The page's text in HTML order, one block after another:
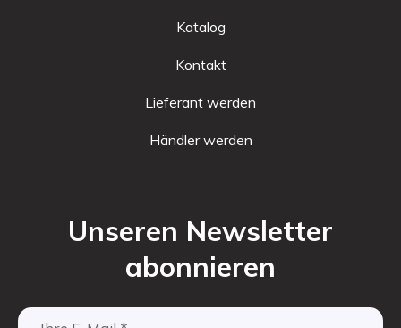
Katalog
Kontakt
Lieferant werden
Händler werden
Unseren Newsletter
abonnieren